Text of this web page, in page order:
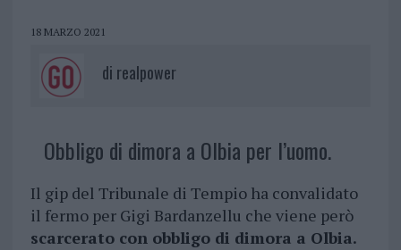
18 MARZO 2021
di realpower
Obbligo di dimora a Olbia per l’uomo.
Il gip del Tribunale di Tempio ha convalidato
il fermo per Gigi Bardanzellu che viene però
scarcerato con obbligo di dimora a Olbia.